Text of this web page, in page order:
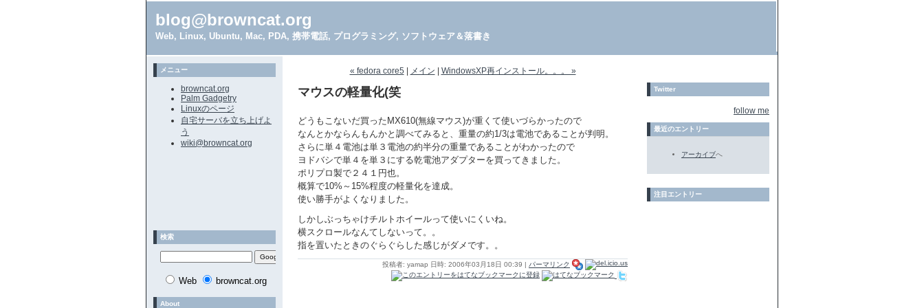
blog@browncat.org
Web, Linux, Ubuntu, Mac, PDA, 携帯電話, プログラミング, ソフトウェア＆落書き
« fedora core5 メイン WindowsXP再インストール。。。 »
マウスの軽量化(笑
どうもこないだ買ったMX610(無線マウス)が重くて使いづらかったので
なんとかならんもんかと調べてみると、重量の約1/3は電池であることが判明。
さらに単４電池は単３電池の約半分の重量であることがわかったので
ヨドバシで単４を単３にする乾電池アダプターを買ってきました。
ポリプロ製で２４１円也。
概算で10%～15%程度の軽量化を達成。
使い勝手がよくなりました。
しかしぶっちゃけチルトホイールって使いにくいね。
横スクロールなんてしないって。。
指を置いたときのぐらぐらした感じがダメです。。
投稿者: yamap 日時: 2006年03月18日 00:39 | パーマリンク
メニュー
browncat.org
Palm Gadgetry
Linuxのページ
自宅サーバを立ち上げよ
う
wiki@browncat.org
検索
Web browncat.org
About
Twitter
follow me
最近のエントリー
アーカイブへ
注目エントリー